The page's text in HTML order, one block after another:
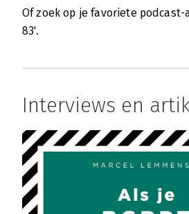
Of zoek op je favoriete
83'.
Interviews en